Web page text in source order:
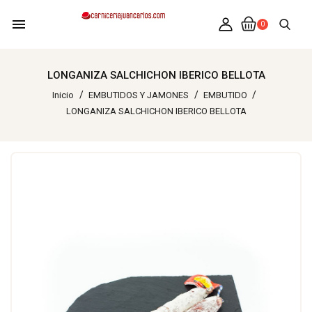
menu 0
LONGANIZA SALCHICHON IBERICO BELLOTA
Inicio EMBUTIDOS Y JAMONES
EMBUTIDO
LONGANIZA SALCHICHON IBERICO BELLOTA